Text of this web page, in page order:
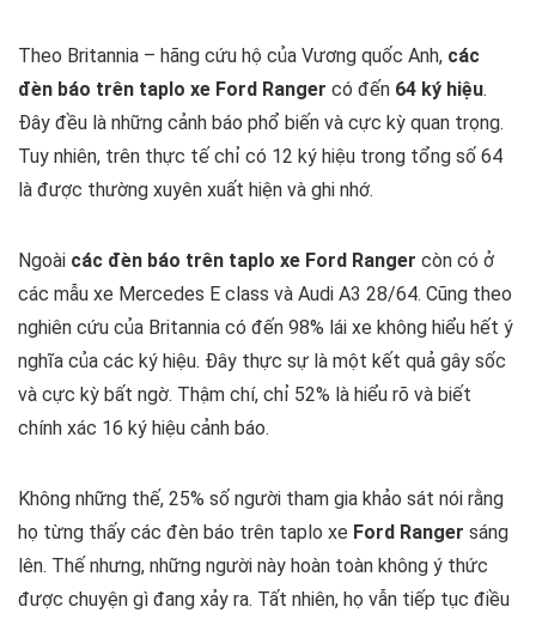
Theo Britannia – hãng cứu hộ của Vương quốc Anh, các
đèn báo trên taplo xe Ford Ranger có đến 64 ký hiệu.
Đây đều là những cảnh báo phổ biến và cực kỳ quan trọng.
Tuy nhiên, trên thực tế chỉ có 12 ký hiệu trong tổng số 64
là được thường xuyên xuất hiện và ghi nhớ.
Ngoài các đèn báo trên taplo xe Ford Ranger còn có ở
các mẫu xe Mercedes E class và Audi A3 28/64. Cũng theo
nghiên cứu của Britannia có đến 98% lái xe không hiểu hết ý
nghĩa của các ký hiệu. Đây thực sự là một kết quả gây sốc
và cực kỳ bất ngờ. Thậm chí, chỉ 52% là hiểu rõ và biết
chính xác 16 ký hiệu cảnh báo.
Không những thế, 25% số người tham gia khảo sát nói rằng
họ từng thấy các đèn báo trên taplo xe Ford Ranger sáng
lên. Thế nhưng, những người này hoàn toàn không ý thức
được chuyện gì đang xảy ra. Tất nhiên, họ vẫn tiếp tục điều